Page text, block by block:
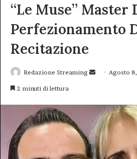
“Le Muse” Master
Perfezionamento
Recitazione
Redazione Streaming
InviaAgosto
2 minuti di lettura